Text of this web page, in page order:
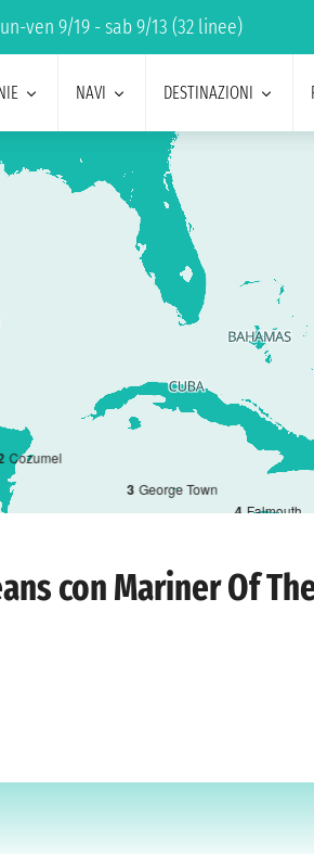
ven 9/19 - sab 9/13 (32 linee)
NAVI DESTINAZIONI
Cozumel
3 George Town
4 Falmouth
con Mariner Of